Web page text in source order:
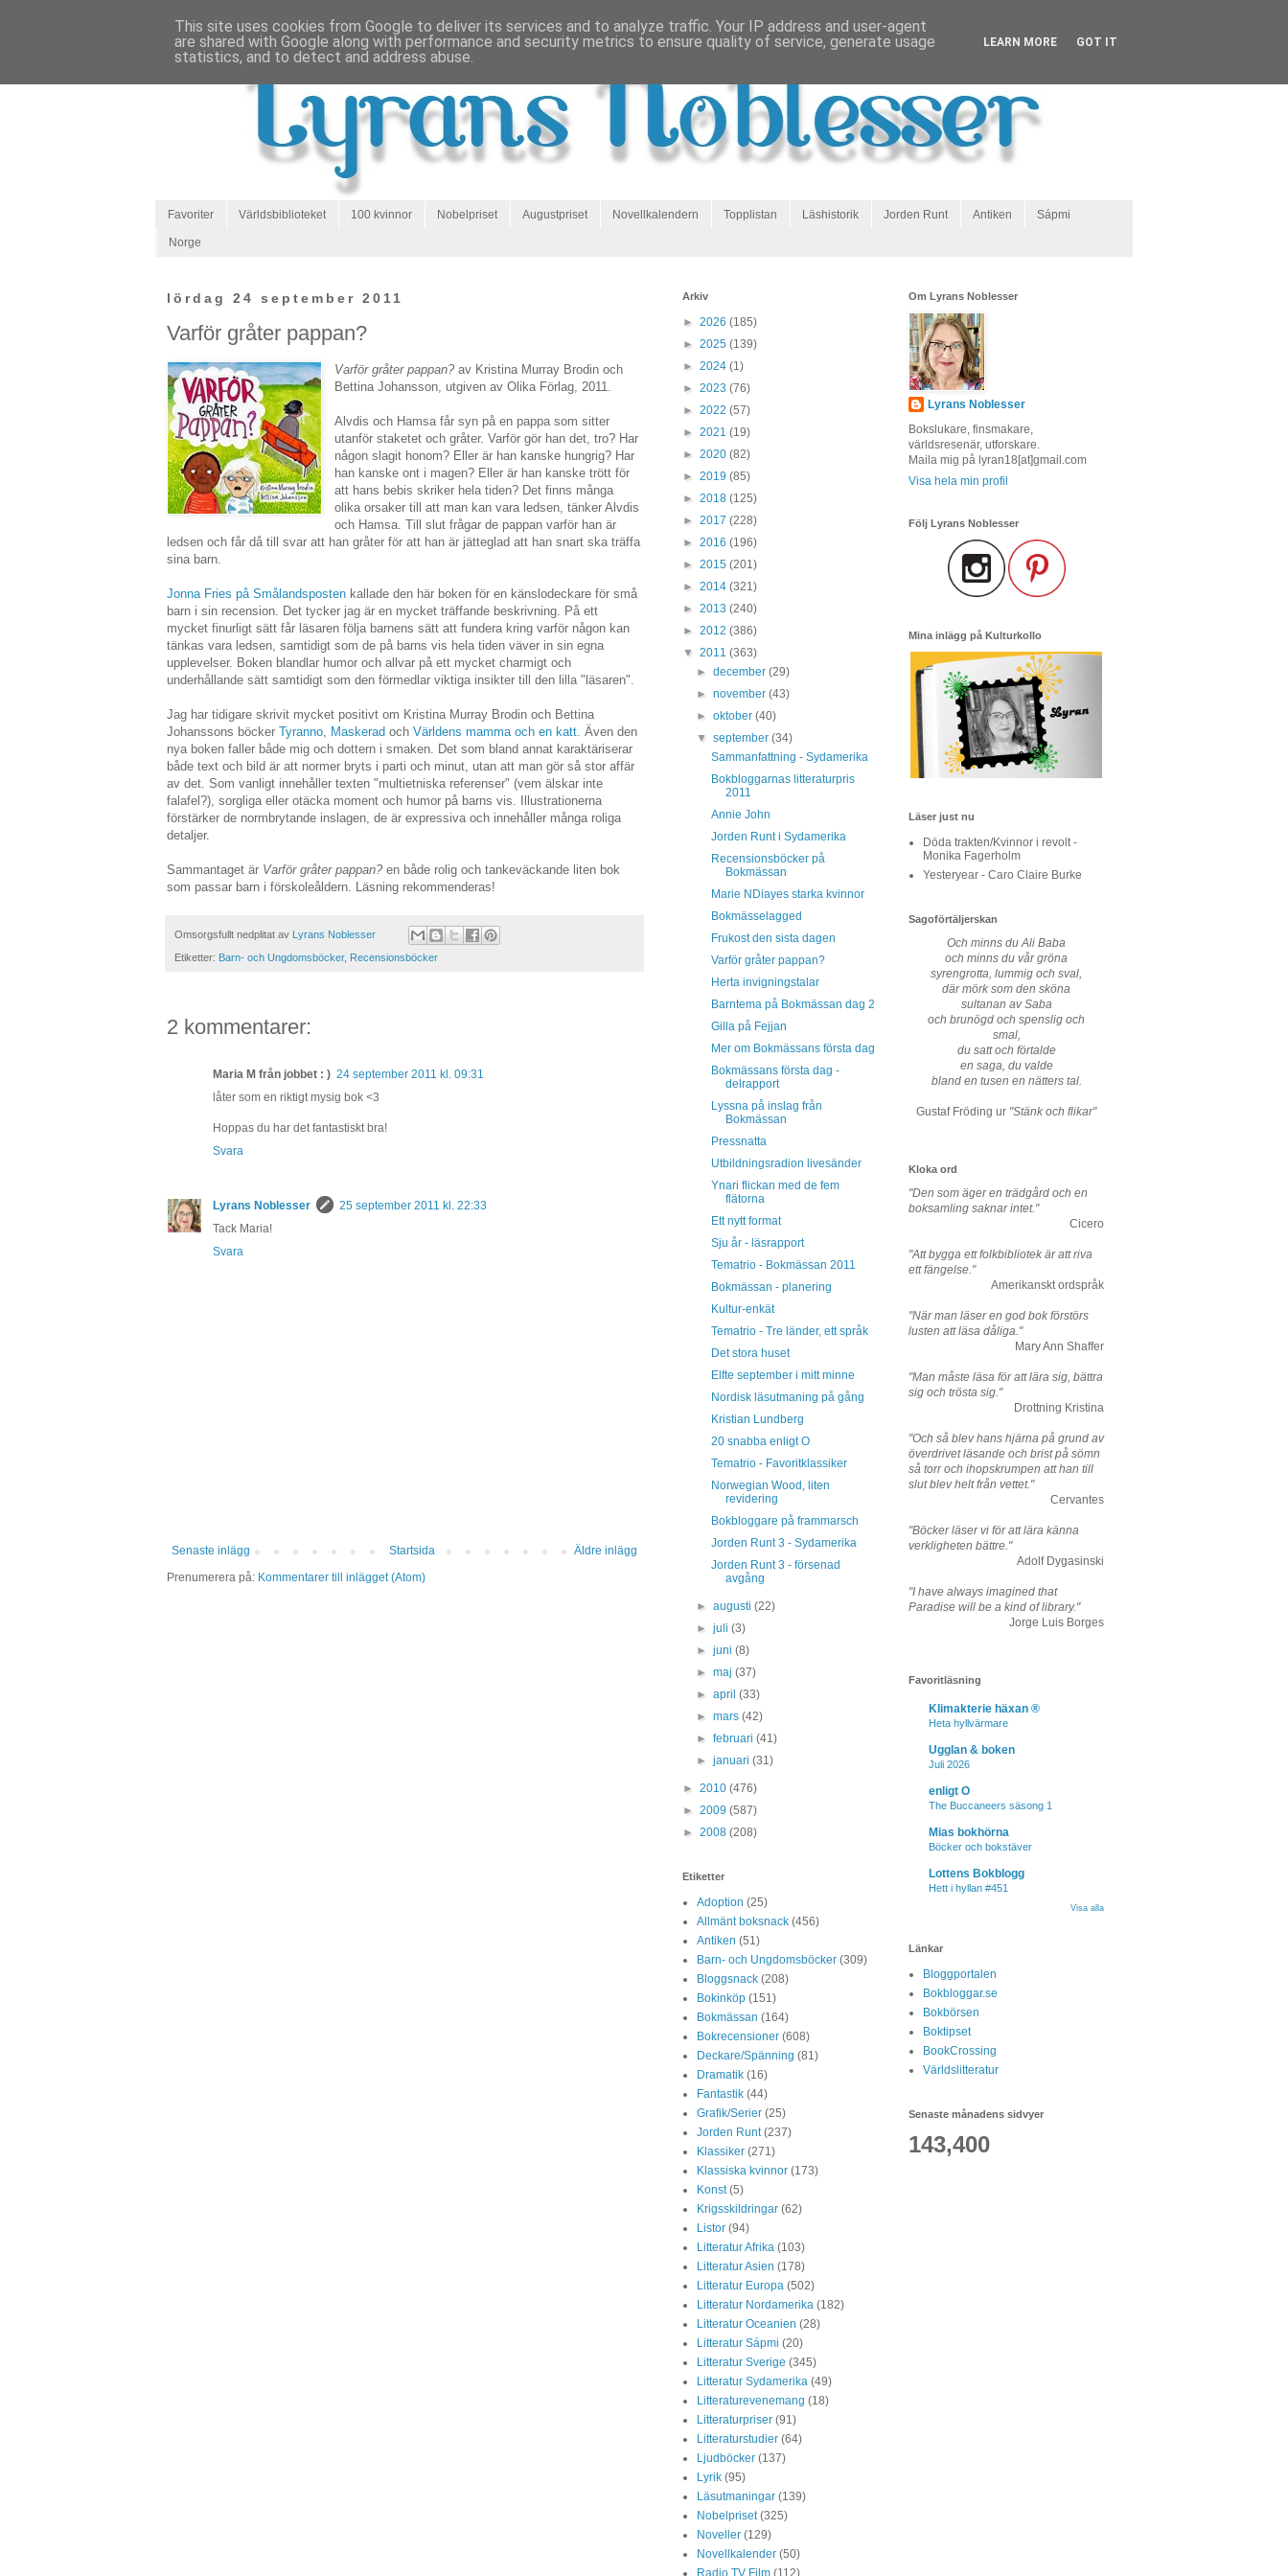
Favoriter Världsbiblioteket 100 kvinnor Nobelpriset Augustpriset Novellkalendern Topplistan Läshistorik Jorden Runt Antiken Sápmi
Norge
lördag 24 september 2011
Varför gråter pappan?
Varför gråter pappan? av Kristina Murray Brodin och
Bettina Johansson, utgiven av Olika Förlag, 2011.
Alvdis och Hamsa får syn på en pappa som sitter
utanför staketet och gråter. Varför gör han det, tro? Har
någon slagit honom? Eller är han kanske hungrig? Har
han kanske ont i magen? Eller är han kanske trött för
att hans bebis skriker hela tiden? Det finns många
olika orsaker till att man kan vara ledsen, tänker Alvdis
och Hamsa. Till slut frågar de pappan varför han är
ledsen och får då till svar att han gråter för att han är jätteglad att han snart ska träffa
sina barn.
Jonna Fries på Smålandsposten kallade den här boken för en känslodeckare för små
barn i sin recension. Det tycker jag är en mycket träffande beskrivning. På ett
mycket finurligt sätt får läsaren följa barnens sätt att fundera kring varför någon kan
tänkas vara ledsen, samtidigt som de på barns vis hela tiden väver in sin egna
upplevelser. Boken blandlar humor och allvar på ett mycket charmigt och
underhållande sätt samtidigt som den förmedlar viktiga insikter till den lilla "läsaren".
Jag har tidigare skrivit mycket positivt om Kristina Murray Brodin och Bettina
Johanssons böcker Tyranno, Maskerad och Världens mamma och en katt. Även den
nya boken faller både mig och dottern i smaken. Det som bland annat karaktäriserar
både text och bild är att normer bryts i parti och minut, utan att man gör så stor affär
av det. Som vanligt innehåller texten "multietniska referenser" (vem älskar inte
falafel?), sorgliga eller otäcka moment och humor på barns vis. Illustrationerna
förstärker de normbrytande inslagen, de är expressiva och innehåller många roliga
detaljer.
Sammantaget är Varför gråter pappan? en både rolig och tankeväckande liten bok
som passar barn i förskoleåldern. Läsning rekommenderas!
Omsorgsfullt nedplitat av Lyrans Noblesser
Etiketter: Barn- och Ungdomsböcker, Recensionsböcker
2 kommentarer:
Maria M från jobbet : ) 24 september 2011 kl. 09:31
låter som en riktigt mysig bok <3
Hoppas du har det fantastiskt bra!
Svara
Lyrans Noblesser
25 september 2011 kl. 22:33
Tack Maria!
Svara
Senaste inlägg Äldre inlägg
Startsida
Prenumerera på: Kommentarer till inlägget (Atom)
Arkiv
► 2026 (185)
► 2025 (139)
► 2024 (1)
► 2023 (76)
► 2022 (57)
► 2021 (19)
► 2020 (82)
► 2019 (85)
► 2018 (125)
► 2017 (228)
► 2016 (196)
► 2015 (201)
► 2014 (321)
► 2013 (240)
► 2012 (386)
▼ 2011 (363)
►december(29)
►november(43)
►oktober(40)
▼september(34)
Sammanfattning - Sydamerika
Bokbloggarnas litteraturpris
2011
Annie John
Jorden Runt i Sydamerika
Recensionsböcker på
Bokmässan
Marie NDiayes starka kvinnor
Bokmässelagged
Frukost den sista dagen
Varför gråter pappan?
Herta invigningstalar
Barntema på Bokmässan dag 2
Gilla på Fejjan
Mer om Bokmässans första dag
Bokmässans första dag -
delrapport
Lyssna på inslag från
Bokmässan
Pressnatta
Utbildningsradion livesänder
Ynari flickan med de fem
flätorna
Ett nytt format
Sju år - läsrapport
Tematrio - Bokmässan 2011
Bokmässan - planering
Kultur-enkät
Tematrio - Tre länder, ett språk
Det stora huset
Elfte september i mitt minne
Nordisk läsutmaning på gång
Kristian Lundberg
20 snabba enligt O
Tematrio - Favoritklassiker
Norwegian Wood, liten
revidering
Bokbloggare på frammarsch
Jorden Runt 3 - Sydamerika
Jorden Runt 3 - försenad
avgång
►augusti(22)
►juli(3)
►juni(8)
►maj(37)
►april(33)
►mars(42)
►februari(41)
►januari(31)
► 2010 (476)
► 2009 (587)
► 2008 (208)
Etiketter
Adoption (25)
Allmänt boksnack (456)
Antiken (51)
Barn- och Ungdomsböcker (309)
Bloggsnack (208)
Bokinköp (151)
Bokmässan (164)
Bokrecensioner (608)
Deckare/Spänning (81)
Dramatik (16)
Fantastik (44)
Grafik/Serier (25)
Jorden Runt (237)
Klassiker (271)
Klassiska kvinnor (173)
Konst (5)
Krigsskildringar (62)
Listor (94)
Litteratur Afrika (103)
Litteratur Asien (178)
Litteratur Europa (502)
Litteratur Nordamerika (182)
Litteratur Oceanien (28)
Litteratur Sápmi (20)
Litteratur Sverige (345)
Litteratur Sydamerika (49)
Litteraturevenemang (18)
Litteraturpriser (91)
Litteraturstudier (64)
Ljudböcker (137)
Lyrik (95)
Läsutmaningar (139)
Nobelpriset (325)
Noveller (129)
Novellkalender (50)
Radio TV Film (112)
Om Lyrans Noblesser
Lyrans Noblesser
Bokslukare, finsmakare,
världsresenär, utforskare.
Maila mig på lyran18[at]gmail.com
Visa hela min profil
Följ Lyrans Noblesser
Mina inlägg på Kulturkollo
Läser just nu
Döda trakten/Kvinnor i revolt -
Monika Fagerholm
Yesteryear - Caro Claire Burke
Sagoförtäljerskan
Och minns du Ali Baba
och minns du vår gröna
syrengrotta, lummig och sval,
där mörk som den sköna
sultanan av Saba
och brunögd och spenslig och
smal,
du satt och förtalde
en saga, du valde
bland en tusen en nätters tal.
Gustaf Fröding ur "Stänk och flikar"
Kloka ord
"Den som äger en trädgård och en
boksamling saknar intet."
Cicero
"Att bygga ett folkbibliotek är att riva
ett fängelse."
Amerikanskt ordspråk
"När man läser en god bok förstörs
lusten att läsa dåliga."
Mary Ann Shaffer
"Man måste läsa för att lära sig, bättra
sig och trösta sig."
Drottning Kristina
"Och så blev hans hjärna på grund av
överdrivet läsande och brist på sömn
så torr och ihopskrumpen att han till
slut blev helt från vettet."
Cervantes
"Böcker läser vi för att lära känna
verkligheten bättre."
Adolf Dygasinski
"I have always imagined that
Paradise will be a kind of library."
Jorge Luis Borges
Favoritläsning
Klimakterie häxan ®
Heta hyllvärmare
Ugglan & boken
Juli 2026
enligt O
The Buccaneers säsong 1
Mias bokhörna
Böcker och bokstäver
Lottens Bokblogg
Hett i hyllan #451
Visa alla
Länkar
Bloggportalen
Bokbloggar.se
Bokbörsen
Boktipset
BookCrossing
Världslitteratur
Senaste månadens sidvyer
143,400
This site uses cookies from Google to deliver its services and to analyze traffic. Your IP address and user-agent
are shared with Google along with performance and security metrics to ensure quality of service, generate usage
statistics, and to detect and address abuse.
LEARN MORE GOT IT